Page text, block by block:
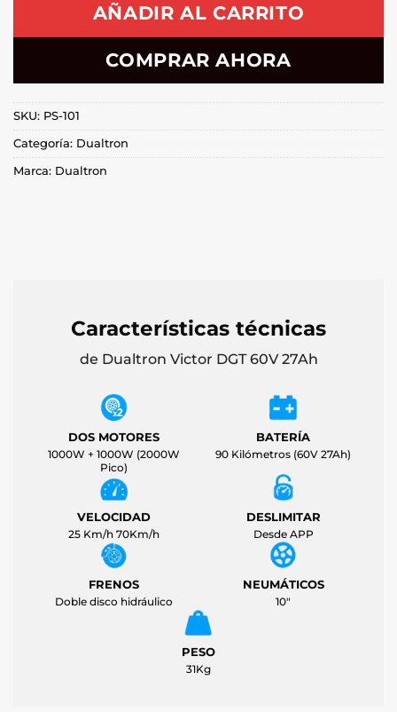
AÑADIR AL CARRITO
COMPRAR AHORA
SKU: PS-101
Categoría: Dualtron
Marca: Dualtron
Características técnicas
de Dualtron Victor DGT 60V 27Ah
DOS MOTORES
1000W + 1000W (2000W
Pico)
BATERÍA
90 Kilómetros (60V 27Ah)
VELOCIDAD
25 Km/h 70Km/h
DESLIMITAR
Desde APP
FRENOS
Doble disco hidráulico
NEUMÁTICOS
10"
PESO
31Kg